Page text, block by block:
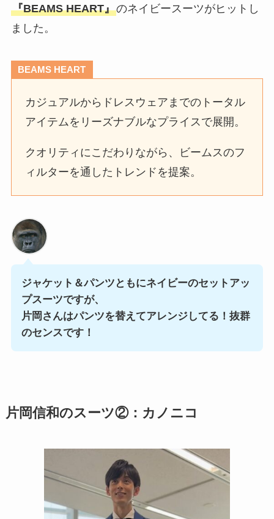
『BEAMS HEART』のネイビースーツがヒットし
ました。
BEAMS HEART
カジュアルからドレスウェアまでのトータル
アイテムをリーズナブルなプライスで展開。
クオリティにこだわりながら、ビームスのフ
ィルターを通したトレンドを提案。
ジャケット＆パンツともにネイビーのセットアッ
プスーツですが、
片岡さんはパンツを替えてアレンジしてる！抜群
のセンスです！
片岡信和のスーツ②：カノニコ